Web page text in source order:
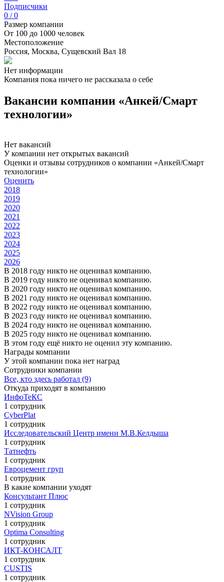
Подписчики
0 / 0
Размер компании
От 100 до 1000 человек
Местоположение
Россия, Москва, Сущевский Вал 18
Нет информации
Компания пока ничего не рассказала о себе
Вакансии компании «Анкей/Смарт
технологии»
Нет вакансий
У компании нет открытых вакансий
Оценки и отзывы сотрудников о компании «Анкей/Смарт
технологии»
Оценить
2018
2019
2020
2021
2022
2023
2024
2025
2026
В 2018 году никто не оценивал компанию.
В 2019 году никто не оценивал компанию.
В 2020 году никто не оценивал компанию.
В 2021 году никто не оценивал компанию.
В 2022 году никто не оценивал компанию.
В 2023 году никто не оценивал компанию.
В 2024 году никто не оценивал компанию.
В 2025 году никто не оценивал компанию.
В этом году ещё никто не оценил эту компанию.
Награды компании
У этой компании пока нет наград
Сотрудники компании
Все, кто здесь работал (9)
Откуда приходят в компанию
ИнфоТеКС
1 сотрудник
CyberPlat
1 сотрудник
Исследовательский Центр имени М.В.Келдыша
1 сотрудник
Татнефть
1 сотрудник
Евроцемент груп
1 сотрудник
В какие компании уходят
Консультант Плюс
1 сотрудник
NVision Group
1 сотрудник
Optima Consulting
1 сотрудник
ИКТ-КОНСАЛТ
1 сотрудник
CUSTIS
1 сотрудник